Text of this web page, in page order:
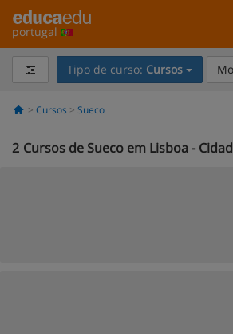
portugal
Tipo de curso: Cursos
Cursos Sueco
2 Cursos de Sueco em Lisboa -